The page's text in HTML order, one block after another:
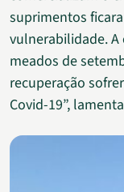
suprimentos
vulnerabilidade. A
meados de
recuperação
Covid-19”,